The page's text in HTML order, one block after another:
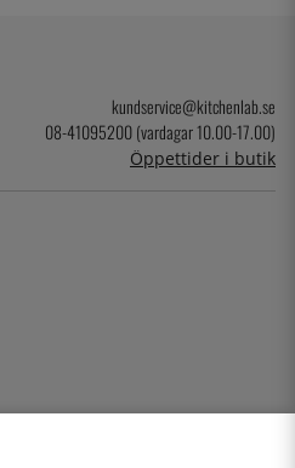
kundservice@kitchenlab.se
08-41095200 (vardagar 10.00-17.00)
Öppettider i butik